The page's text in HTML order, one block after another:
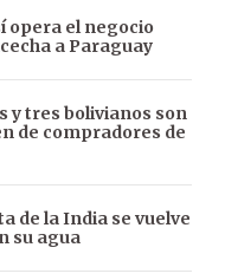
opera el negocio
a Paraguay
y tres bolivianos son
de compradores de
de la India se vuelve
su agua